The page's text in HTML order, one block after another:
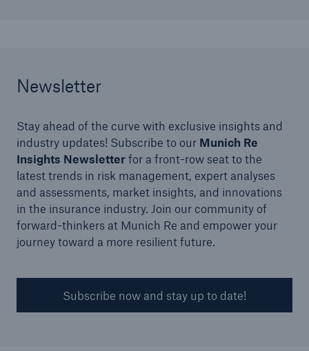
Newsletter
Stay ahead of the curve with exclusive insights and
industry updates! Subscribe to our Munich Re
Insights Newsletterfor a front-row seat to the
latest trends in risk management, expert analyses
and assessments, market insights, and innovations
in the insurance industry. Join our community of
forward-thinkers at Munich Re and empower your
journey toward a more resilient future.
Subscribe now and stay up to date!